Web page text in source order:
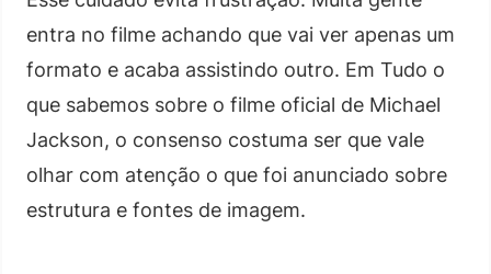
entra no filme achando que vai ver apenas um
formato e acaba assistindo outro. Em Tudo o
que sabemos sobre o filme oficial de Michael
Jackson, o consenso costuma ser que vale
olhar com atenção o que foi anunciado sobre
estrutura e fontes de imagem.